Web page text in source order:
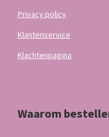
Privacy policy
Klantenservice
Klachtenpagina
Waarom